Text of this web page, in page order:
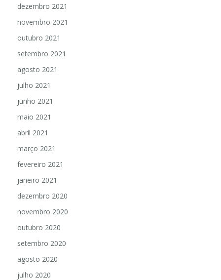
dezembro 2021
novembro 2021
outubro 2021
setembro 2021
agosto 2021
julho 2021
junho 2021
maio 2021
abril 2021
março 2021
fevereiro 2021
janeiro 2021
dezembro 2020
novembro 2020
outubro 2020
setembro 2020
agosto 2020
julho 2020